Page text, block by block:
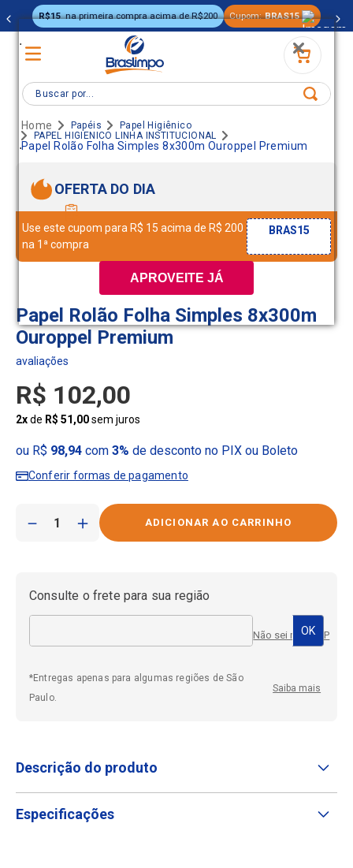
.
.
APROVEITE JÁ
R$15 na primeira compra acima de R$200 Cupom: BRAS15
Buscar por...
Papéis
Papel Higiênico
PAPEL HIGIENICO LINHA INSTITUCIONAL
Papel Rolão Folha Simples 8x300m Ouroppel Premium
OFERTA DO DIA
Use este cupom para R$ 15 acima de R$ 200
na 1ª compra
BRAS15
Papel Rolão Folha Simples 8x300m
Ouroppel Premium
R$ 102,00
2xde R$ 51,00sem juros
ou R$ 98,94com 3% de desconto no PIX ou Boleto
Conferir formas de pagamento
＋
－
Consulte o frete para sua região
Não sei meu CEP
*Entregas apenas para algumas regiões de São
Paulo.
Saiba mais
Descrição do produto
Especificações